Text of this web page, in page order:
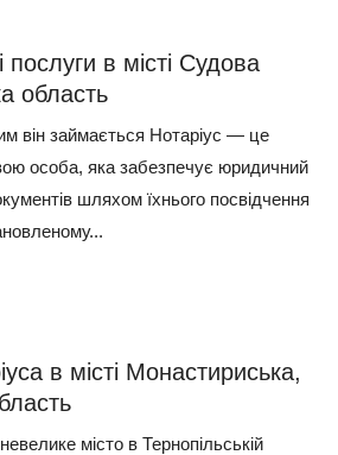
послуги в місті Судова
область
він займається Нотаріус — це
особа, яка забезпечує юридичний
шляхом їхнього посвідчення
в місті Монастириська,
місто в Тернопільській